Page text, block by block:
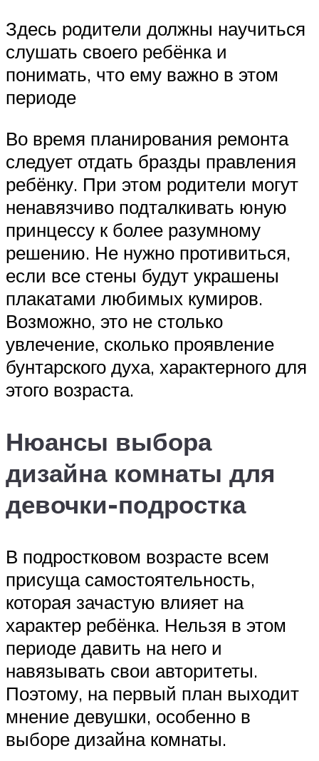
Здесь родители должны научиться
слушать своего ребёнка и
понимать, что ему важно в этом
периоде
Во время планирования ремонта
следует отдать бразды правления
ребёнку. При этом родители могут
ненавязчиво подталкивать юную
принцессу к более разумному
решению. Не нужно противиться,
если все стены будут украшены
плакатами любимых кумиров.
Возможно, это не столько
увлечение, сколько проявление
бунтарского духа, характерного для
этого возраста.
Нюансы выбора
дизайна комнаты для
девочки-подростка
В подростковом возрасте всем
присуща самостоятельность,
которая зачастую влияет на
характер ребёнка. Нельзя в этом
периоде давить на него и
навязывать свои авторитеты.
Поэтому, на первый план выходит
мнение девушки, особенно в
выборе дизайна комнаты.